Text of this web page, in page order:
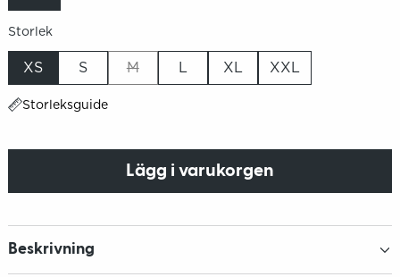
Storlek
XS S M L XL XXL
Storleksguide
Lägg i varukorgen
Beskrivning